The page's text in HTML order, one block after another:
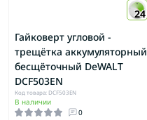
24
Гайковерт угловой -
трещётка аккумуляторный
бесщёточный DeWALT
DCF503EN
Код товара: DCF503EN
В наличии
0